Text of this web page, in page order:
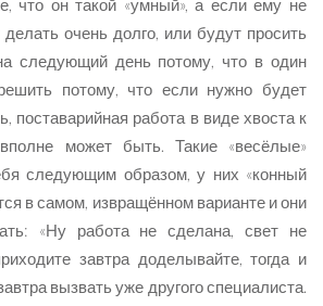
что он такой «умный», а если ему не
очень долго, или будут просить
следующий день потому, что в один
потому, что если нужно будет
поставарийная работа в виде хвоста к
может быть. Такие «весёлые»
следующим образом, у них «конный
в самом, извращённом варианте и они
«Ну работа не сделана, свет не
завтра доделывайте, тогда и
вызвать уже другого специалиста.